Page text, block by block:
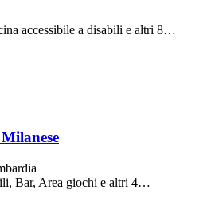
accessibile a disabili e altri 8…
Bar, Area giochi e altri 4…